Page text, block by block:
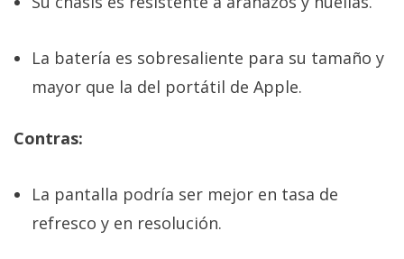
La batería es sobresaliente para su tamaño y
mayor que la del portátil de Apple.
Contras:
La pantalla podría ser mejor en tasa de
refresco y en resolución.